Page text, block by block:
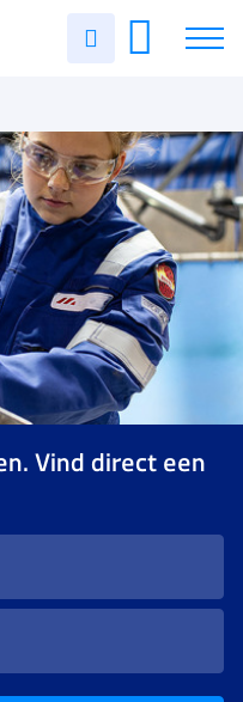
Uren
Vind direct een